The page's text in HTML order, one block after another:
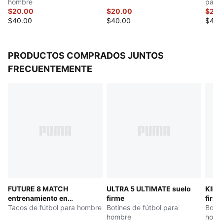
Logotipo CP en la pierna derecha
hombre
$20.00
$40.00
$20.00
$40.00
PRODUCTOS COMPRADOS JUNTOS
FRECUENTEMENTE
FUTURE 8 MATCH
entrenamiento en
interiores
Tacos de fútbol para hombre
ULTRA 5 ULTIMATE suelo
firme
Botines de fútbol para
hombre